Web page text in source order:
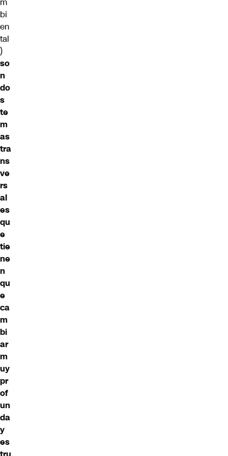
bi
en
tal
)
so
n
do
s
te
m
as
tra
ns
ve
rs
al
es
qu
e
tie
ne
n
qu
e
ca
m
bi
ar
m
uy
pr
of
un
da
y
es